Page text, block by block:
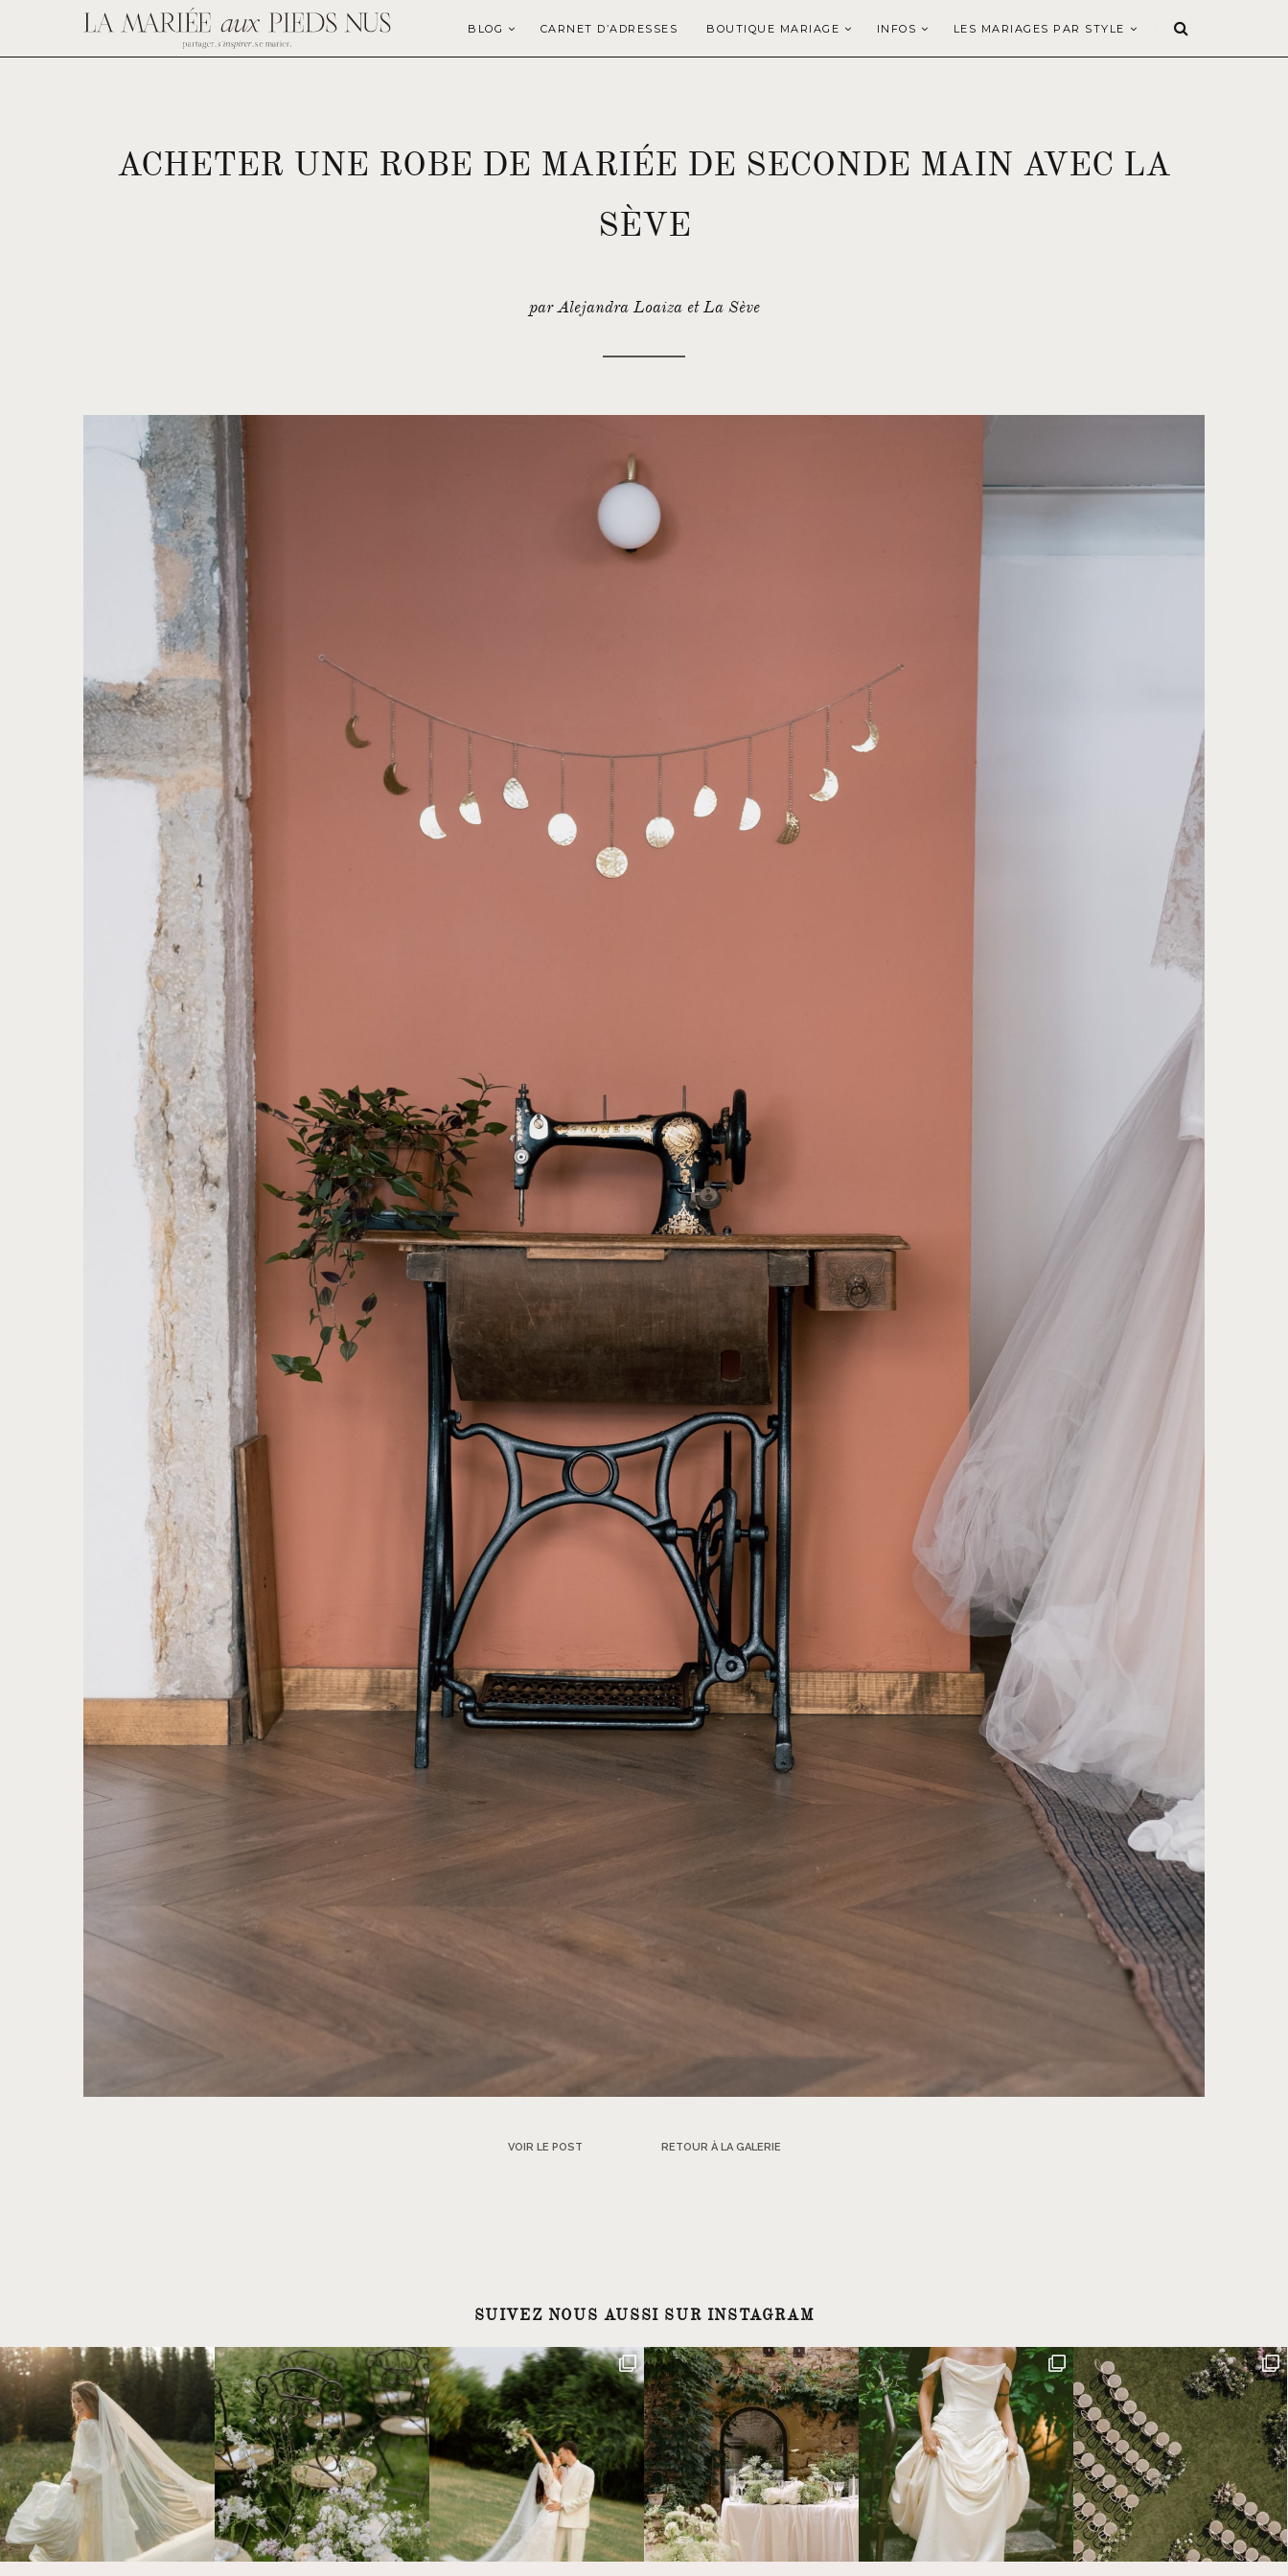
BLOG CARNET D’ADRESSES BOUTIQUE MARIAGE INFOS LES MARIAGES PAR STYLE
ACHETER UNE ROBE DE MARIÉE DE SECONDE MAIN AVEC LA
SÈVE
par Alejandra Loaiza et La Sève
VOIR LE POST RETOUR À LA GALERIE
SUIVEZ NOUS AUSSI SUR INSTAGRAM